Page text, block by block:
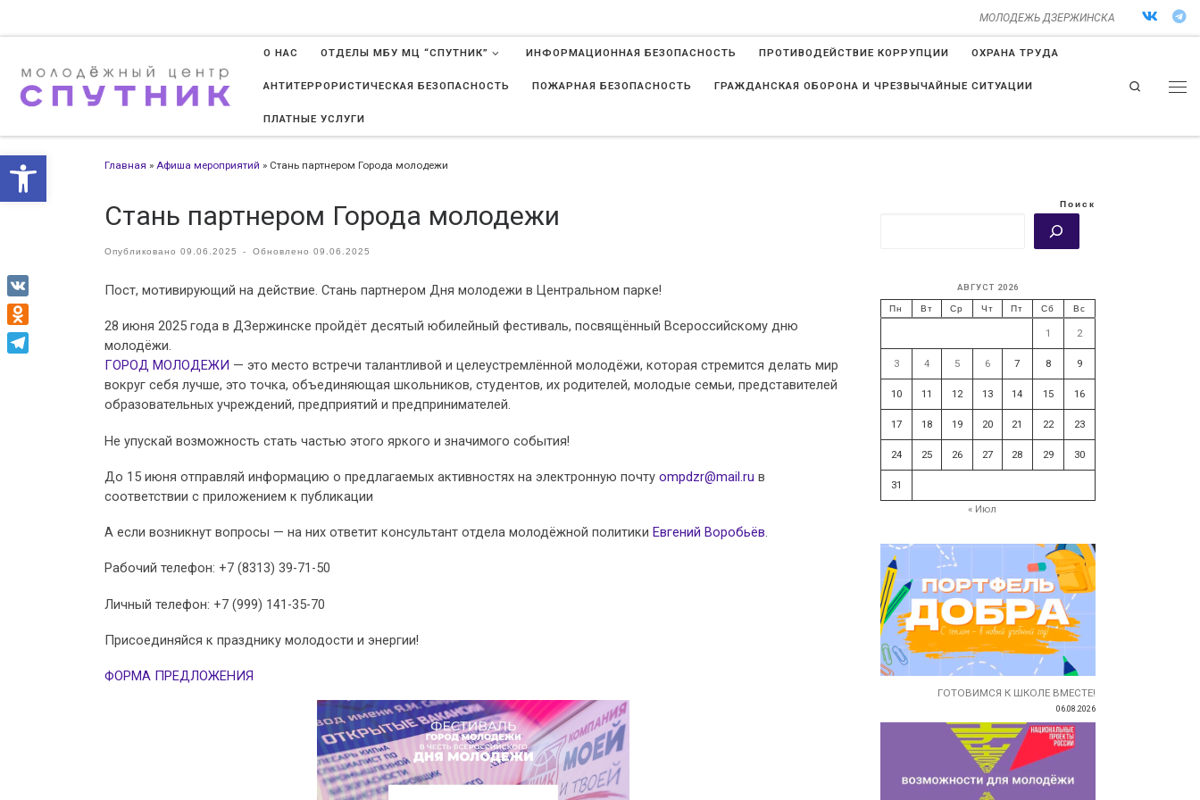
Открыть панель инструментов
МОЛОДЕЖЬ ДЗЕРЖИНСКА
О НАС ОТДЕЛЫ МБУ МЦ “СПУТНИК” ИНФОРМАЦИОННАЯ БЕЗОПАСНОСТЬ ПРОТИВОДЕЙСТВИЕ КОРРУПЦИИ ОХРАНА ТРУДА
АНТИТЕРРОРИСТИЧЕСКАЯ БЕЗОПАСНОСТЬ ПОЖАРНАЯ БЕЗОПАСНОСТЬ ГРАЖДАНСКАЯ ОБОРОНА И ЧРЕЗВЫЧАЙНЫЕ СИТУАЦИИ
ПЛАТНЫЕ УСЛУГИ
Search
Главная » Афиша мероприятий » Стань партнером Города молодежи
Стань партнером Города молодежи
Опубликовано 09.06.2025 - Обновлено 09.06.2025
Пост, мотивирующий на действие. Стань партнером Дня молодежи в Центральном парке!
28 июня 2025 года в ДЗержинске пройдёт десятый юбилейный фестиваль, посвящённый Всероссийскому дню
молодёжи.
ГОРОД МОЛОДЕЖИ — это место встречи талантливой и целеустремлённой молодёжи, которая стремится делать мир
вокруг себя лучше, это точка, объединяющая школьников, студентов, их родителей, молодые семьи, представителей
образовательных учреждений, предприятий и предпринимателей.
Не упускай возможность стать частью этого яркого и значимого события!
До 15 июня отправляй информацию о предлагаемых активностях на электронную почту ompdzr@mail.ru в
соответствии с приложением к публикации
А если возникнут вопросы — на них ответит консультант отдела молодёжной политики Евгений Воробьёв.
Рабочий телефон: +7 (8313) 39-71-50
Личный телефон: +7 (999) 141-35-70
Присоединяйся к празднику молодости и энергии!
ФОРМА ПРЕДЛОЖЕНИЯ
Поиск
АВГУСТ 2026
Пн Вт Ср Чт Пт Сб Вс
1 2
3 4 5 6 7 8 9
10 11 12 13 14 15 16
17 18 19 20 21 22 23
24 25 26 27 28 29 30
31
« Июл
ГОТОВИМСЯ К ШКОЛЕ ВМЕСТЕ!
06.08.2026
VK
Odnoklassniki